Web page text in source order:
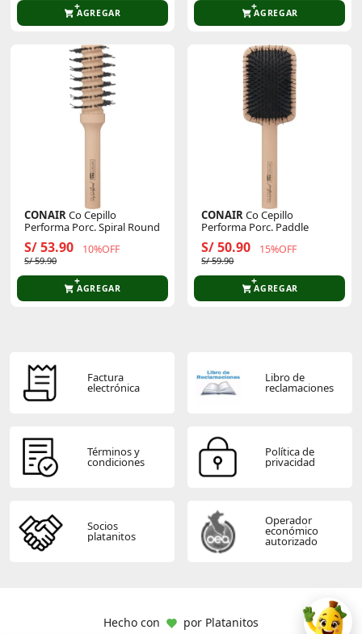
AGREGAR AGREGAR
CONAIR Co Cepillo
Performa Porc. Spiral Round
S/ 53.90 10%OFF
S/ 59.90
AGREGAR
CONAIR Co Cepillo
Performa Porc. Paddle
S/ 50.90 15%OFF
S/ 59.90
AGREGAR
Factura
electrónica
Libro de
reclamaciones
Términos y
condiciones
Política de
privacidad
Socios
platanitos
Operador
económico
autorizado
Hecho con por Platanitos